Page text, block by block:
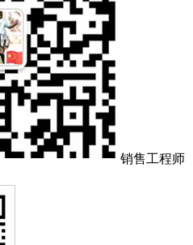
销售工程师